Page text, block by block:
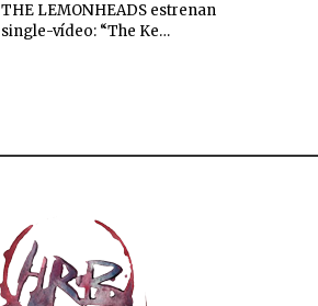
THE LEMONHEADS estrenan
single-vídeo: “The Ke…